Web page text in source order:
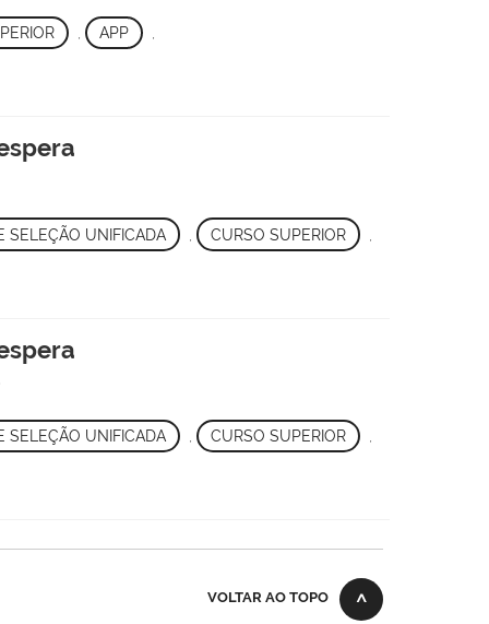
APP
SELEÇÃO UNIFICADA CURSO SUPERIOR
SELEÇÃO UNIFICADA CURSO SUPERIOR
VOLTAR AO TOPO